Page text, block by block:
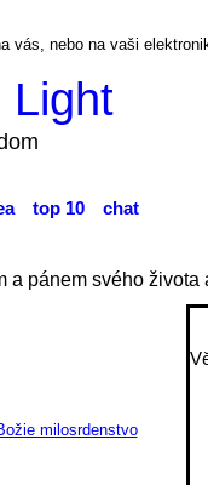
vás, nebo na vaši
Light
top 10 chat
a pánem svého života
milosrdenstvo